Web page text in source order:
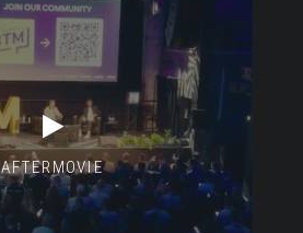
AFTERMOVIE